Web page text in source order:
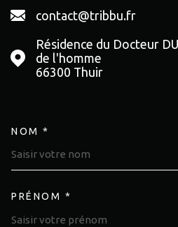
contact@tribbu.fr
Résidence du Docteur
de l'homme
66300
Thuir
NOM *
PRÉNOM *